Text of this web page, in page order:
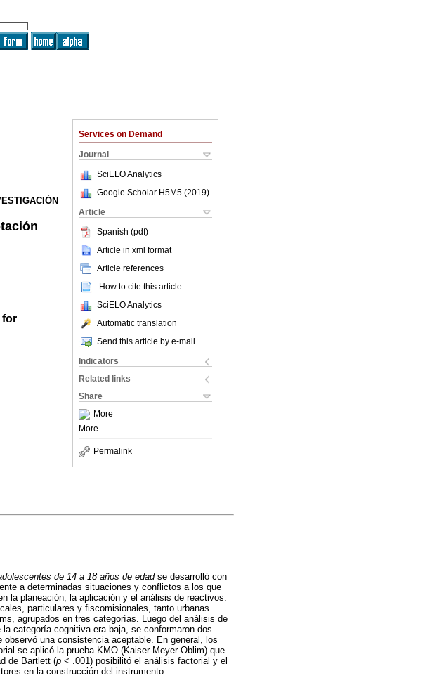
Services on Demand
Journal
SciELO Analytics
Google Scholar H5M5 (2019)
Article
Spanish (pdf)
Article in xml format
Article references
How to cite this article
SciELO Analytics
Automatic translation
Send this article by e-mail
Indicators
Related links
Share
More
More
Permalink
for
de 14 a 18 años de edadse desarrolló con
a determinadas situaciones y conflictos a los que
la planeación, la aplicación y el análisis de reactivos.
particulares y fiscomisionales, tanto urbanas
agrupados en tres categorías. Luego del análisis de
categoría cognitiva era baja, se conformaron dos
una consistencia aceptable. En general, los
se aplicó la prueba KMO (Kaiser-Meyer-Oblim) que
de Bartlett (p < .001) posibilitó el análisis factorial y el
en la construcción del instrumento.